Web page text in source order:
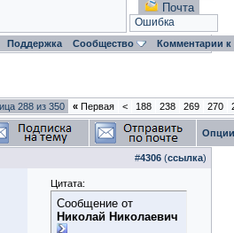
Почта
Ошибка
Поддержка Сообщество Комментарии
288 из 350 « Первая < 188 238 269 270
#4306 (ссылка)
Цитата:
Сообщение от
Николай Николаевич